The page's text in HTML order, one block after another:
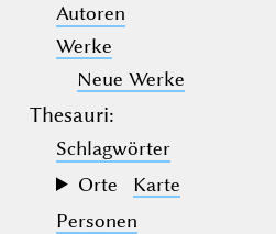
(der Unterstrich) ist Platzhalter für
genau ein Zeichen.
(das Prozentzeichen) ist Platzhalter
für kein, ein oder mehr als ein
Zeichen.
Autoren
Werke
Neue Werke
Thesauri:
Schlagwörter
Orte
Karte
Personen